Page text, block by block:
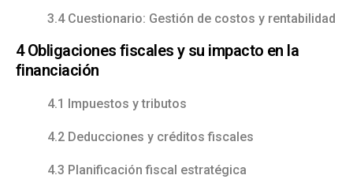
3.4 Cuestionario: Gestión de costos y rentabilidad
4 Obligaciones fiscales y su impacto en la
financiación
4.1 Impuestos y tributos
4.2 Deducciones y créditos fiscales
4.3 Planificación fiscal estratégica